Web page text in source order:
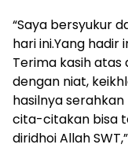
“Saya bersyukur
hari ini.Yang hadir
Terima kasih atas
dengan niat,
hasilnya
cita-citakan bisa
diridhoi Allah